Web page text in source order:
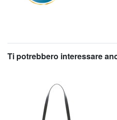
Ti potrebbero interessare